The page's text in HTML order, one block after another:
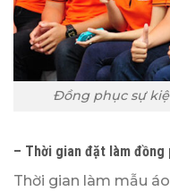
Đồng phục sự
– Thời gian đặt làm đồng
Thời gian làm mẫu